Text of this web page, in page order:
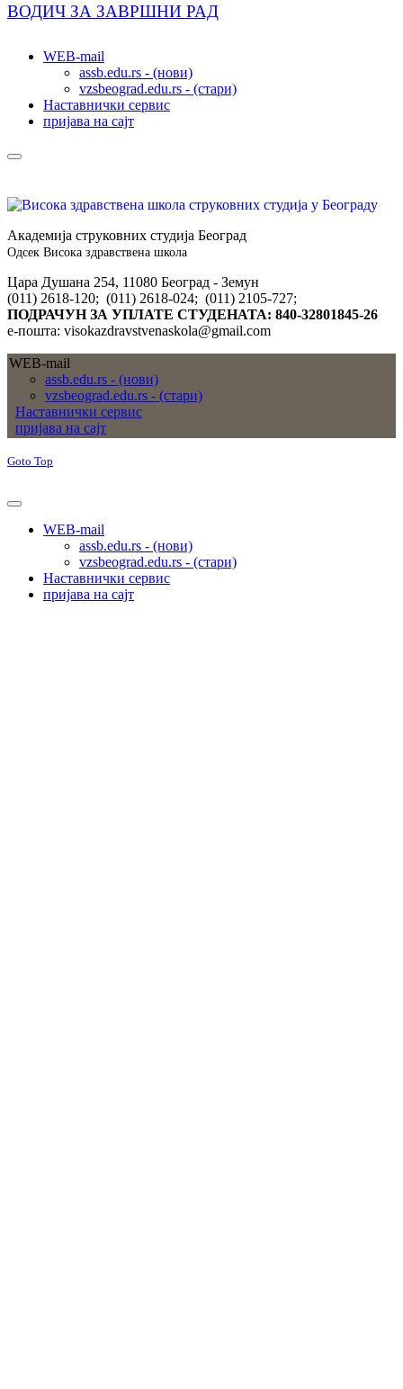
ВОДИЧ ЗА ЗАВРШНИ РАД
WEB-mail
assb.edu.rs - (нови)
vzsbeograd.edu.rs - (стари)
Наставнички сервис
пријава на сајт
Академија струковних студија Београд
Одсек Висока здравствена школа
Цара Душана 254, 11080 Београд - Земун
(011) 2618-120; (011) 2618-024; (011) 2105-727;
ПОДРАЧУН ЗА УПЛАТЕ СТУДЕНАТА: 840-32801845-26
е-пошта: visokazdravstvenaskola@gmail.com
WEB-mail
assb.edu.rs - (нови)
vzsbeograd.edu.rs - (стари)
Наставнички сервис
пријава на сајт
Goto Top
WEB-mail
assb.edu.rs - (нови)
vzsbeograd.edu.rs - (стари)
Наставнички сервис
пријава на сајт